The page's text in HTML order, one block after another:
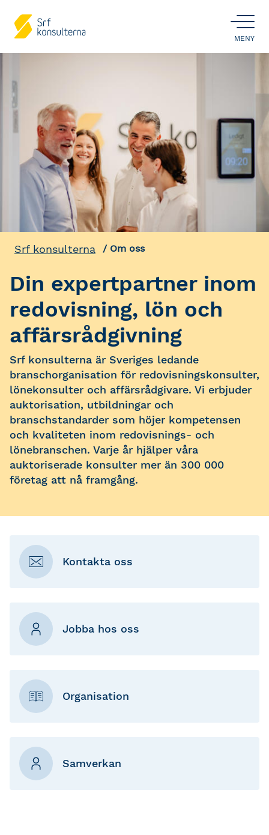
ÖPPNA
MENY
Srf konsulterna Om oss
Din expertpartner inom
redovisning, lön och
affärsrådgivning
Srf konsulterna är Sveriges ledande
branschorganisation för redovisningskonsulter,
lönekonsulter och affärsrådgivare. Vi erbjuder
auktorisation, utbildningar och
branschstandarder som höjer kompetensen
och kvaliteten inom redovisnings- och
lönebranschen. Varje år hjälper våra
auktoriserade konsulter mer än 300 000
företag att nå framgång.
Kontakta oss
Jobba hos oss
Organisation
Samverkan